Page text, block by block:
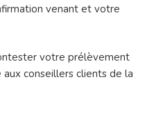
venant et votre
votre prélèvement
conseillers clients de la